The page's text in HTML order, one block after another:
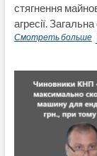
стягнення
агресії.
Смотреть больше